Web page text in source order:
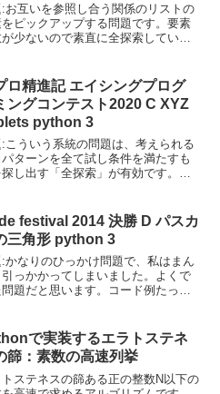
:お互いを参照し合う関係のリストの
ピックアップする問題です。要素
少ないので素直に全探索していけ
ロ精進記 エイシングプログ
ングコンテスト2020 C XYZ
python 3
:こういう系統の問題は、考えられる
パターンを全て試し条件を満たすも
し出す「全探索」が有効です。さ
。私はリアルタイム参加中、どう
も良い方法が思い浮...
festival 2014 決勝 D パスカ
ルの三角形 python 3
:かなりのひっかけ問題で、私はまん
引っかかってしまいました。よくで
問題だと思います。コード例たった
三角形の各項を求めていては、...
で実装するエラトステネ
篩：素数の高速列挙
トステネスの篩ある正の整数N以下の